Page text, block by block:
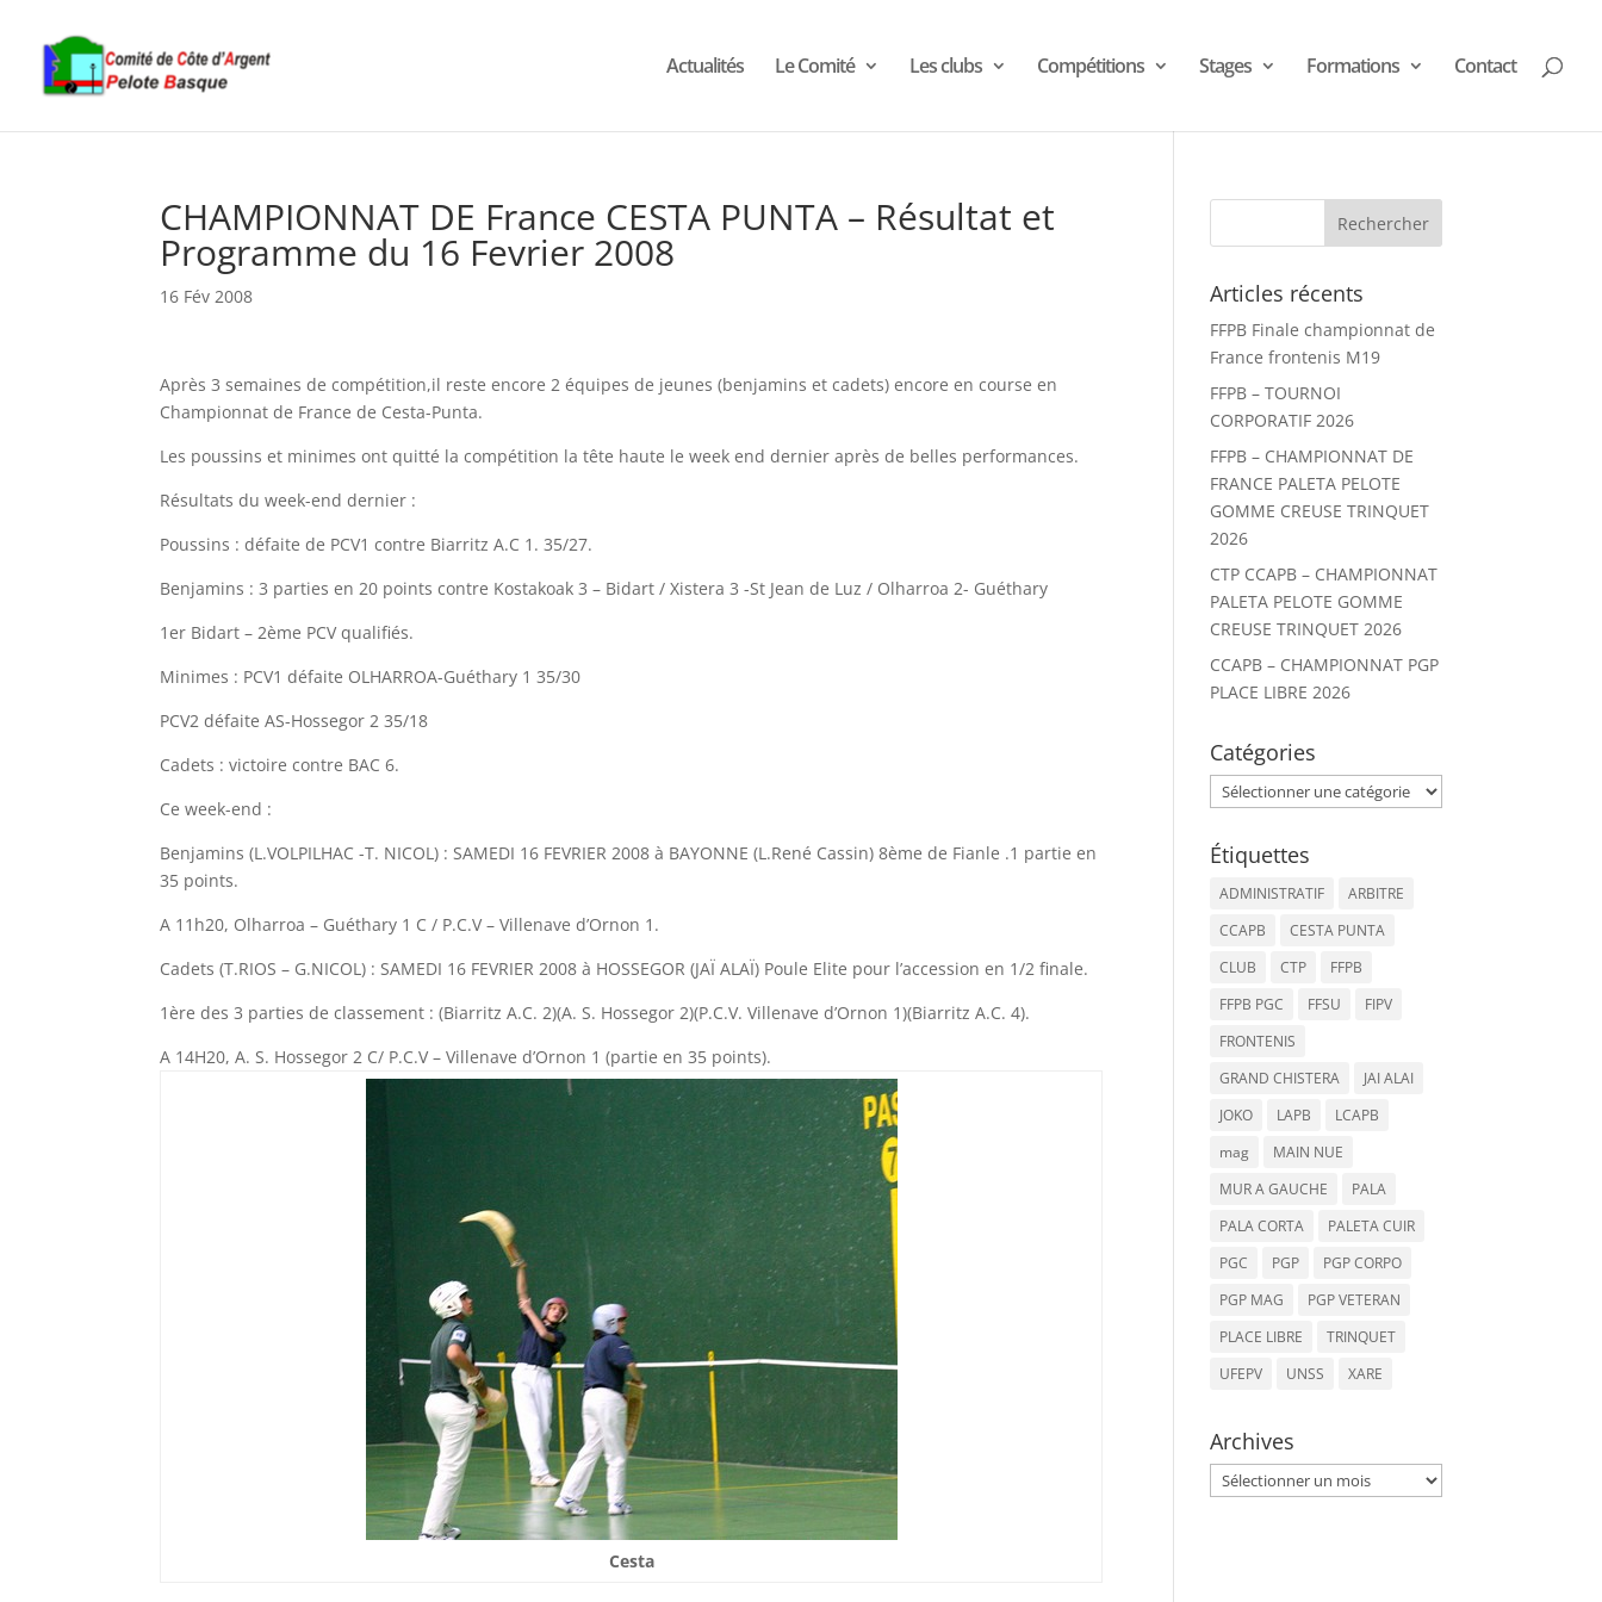
Actualités Le Comité Les clubs Compétitions Stages Formations Contact
CHAMPIONNAT DE France CESTA PUNTA – Résultat et
Programme du 16 Fevrier 2008
16 Fév 2008
Après 3 semaines de compétition,il reste encore 2 équipes de jeunes (benjamins et cadets) encore en course en
Championnat de France de Cesta-Punta.
Les poussins et minimes ont quitté la compétition la tête haute le week end dernier après de belles performances.
Résultats du week-end dernier :
Poussins : défaite de PCV1 contre Biarritz A.C 1. 35/27.
Benjamins : 3 parties en 20 points contre Kostakoak 3 – Bidart / Xistera 3 -St Jean de Luz / Olharroa 2- Guéthary
1er Bidart – 2ème PCV qualifiés.
Minimes : PCV1 défaite OLHARROA-Guéthary 1 35/30
PCV2 défaite AS-Hossegor 2 35/18
Cadets : victoire contre BAC 6.
Ce week-end :
Benjamins (L.VOLPILHAC -T. NICOL) : SAMEDI 16 FEVRIER 2008 à BAYONNE (L.René Cassin) 8ème de Fianle .1 partie en
35 points.
A 11h20, Olharroa – Guéthary 1 C / P.C.V – Villenave d’Ornon 1.
Cadets (T.RIOS – G.NICOL) : SAMEDI 16 FEVRIER 2008 à HOSSEGOR (JAÏ ALAÏ) Poule Elite pour l’accession en 1/2 finale.
1ère des 3 parties de classement : (Biarritz A.C. 2)(A. S. Hossegor 2)(P.C.V. Villenave d’Ornon 1)(Biarritz A.C. 4).
A 14H20, A. S. Hossegor 2 C/ P.C.V – Villenave d’Ornon 1 (partie en 35 points).
Cesta
Articles récents
FFPB Finale championnat de
France frontenis M19
FFPB – TOURNOI
CORPORATIF 2026
FFPB – CHAMPIONNAT DE
FRANCE PALETA PELOTE
GOMME CREUSE TRINQUET
2026
CTP CCAPB – CHAMPIONNAT
PALETA PELOTE GOMME
CREUSE TRINQUET 2026
CCAPB – CHAMPIONNAT PGP
PLACE LIBRE 2026
Catégories
Catégories
Étiquettes
ADMINISTRATIF
ARBITRE
CCAPB
CESTA PUNTA
CLUB
CTP
FFPB
FFPB PGC
FFSU
FIPV
FRONTENIS
GRAND CHISTERA
JAI ALAI
JOKO
LAPB
LCAPB
mag
MAIN NUE
MUR A GAUCHE
PALA
PALA CORTA
PALETA CUIR
PGC
PGP
PGP CORPO
PGP MAG
PGP VETERAN
PLACE LIBRE
TRINQUET
UFEPV
UNSS XARE
Archives
Archives